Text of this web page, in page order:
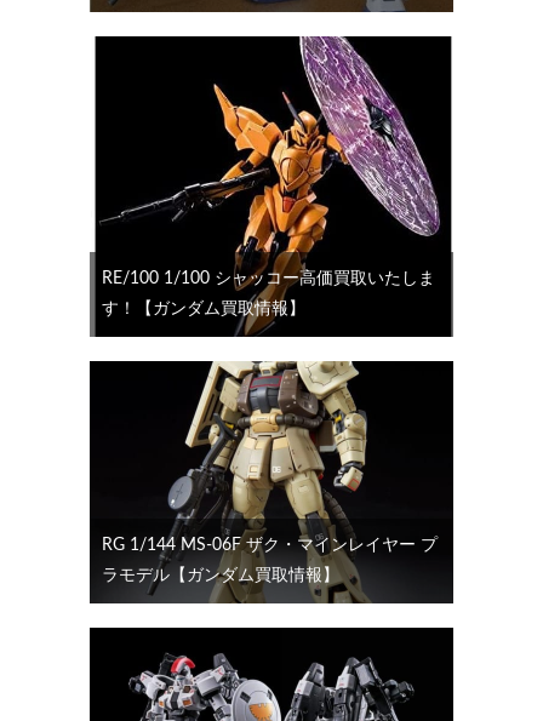
RE/100 1/100 シャッコー高価買取いたしま
す！【ガンダム買取情報】
RG 1/144 MS-06F ザク・マインレイヤー プ
ラモデル【ガンダム買取情報】